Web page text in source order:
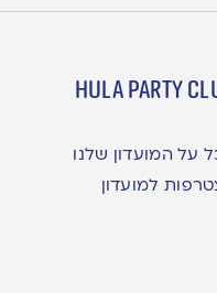
hula party
על המועדון שלנו
למועדון